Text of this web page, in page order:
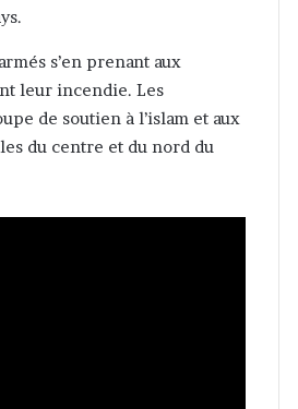
s’en prenant aux
leur incendie. Les
de soutien à l’islam et aux
du centre et du nord du